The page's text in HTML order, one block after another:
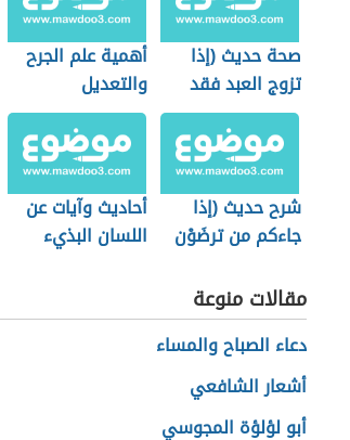
صحة حديث (إذا
تزوج العبد فقد
استكمل نصف
الدين)
أهمية علم الجرح
والتعديل
شرح حديث (إذا
جاءكم من ترضَوْن
أحاديث وآيات عن
اللسان البذيء
مقالات منوعة
دعاء الصباح والمساء
أشعار الشافعي
أبو لؤلؤة المجوسي